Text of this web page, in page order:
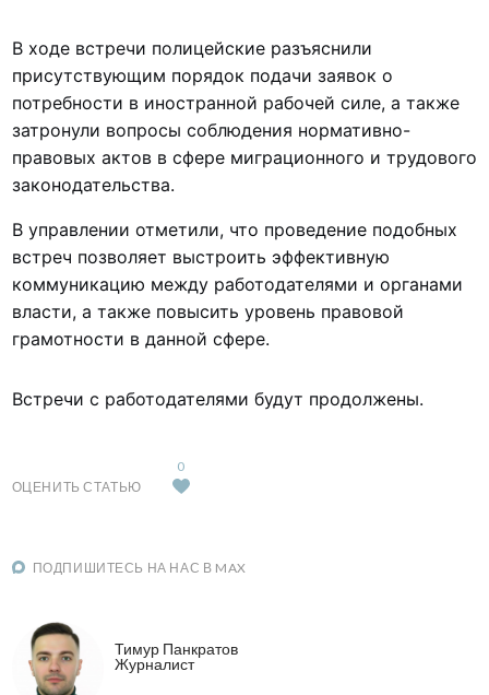
В ходе встречи полицейские разъяснили
присутствующим порядок подачи заявок о
потребности в иностранной рабочей силе, а также
затронули вопросы соблюдения нормативно-
правовых актов в сфере миграционного и трудового
законодательства.
В управлении отметили, что проведение подобных
встреч позволяет выстроить эффективную
коммуникацию между работодателями и органами
власти, а также повысить уровень правовой
грамотности в данной сфере.
Встречи с работодателями будут продолжены.
ОЦЕНИТЬ СТАТЬЮ
0
ПОДПИШИТЕСЬ НА НАС В MAX
Тимур Панкратов
Журналист